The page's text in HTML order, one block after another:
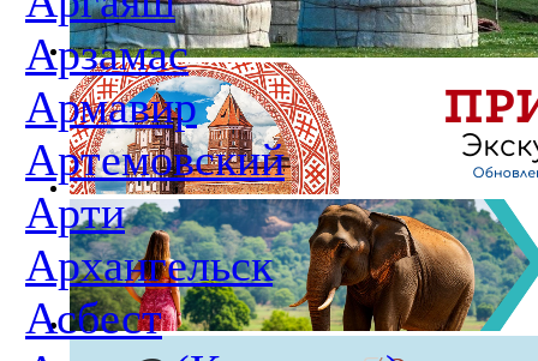
Арзамас
Армавир
Артемовский
Арти
Архангельск
Асбест